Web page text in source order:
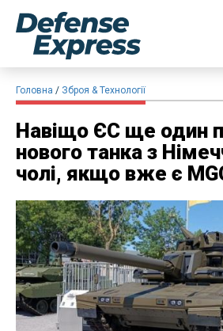
Головна Зброя & Технології
Навіщо ЄС ще один
нового танка з
чолі, якщо вже є